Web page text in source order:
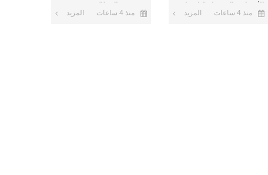
الأطراف السودانية لإنهاء
الأزمة الحالية
منذ 4 ساعات المزيد
موظفي الدولة
منذ 4 ساعات المزيد